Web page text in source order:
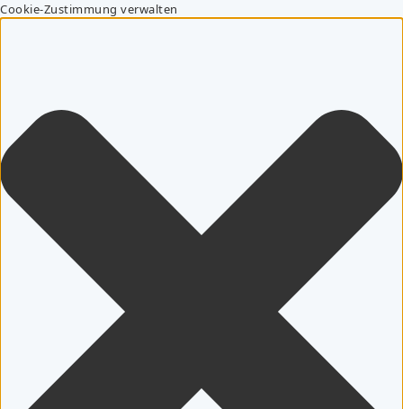
Cookie-Zustimmung verwalten